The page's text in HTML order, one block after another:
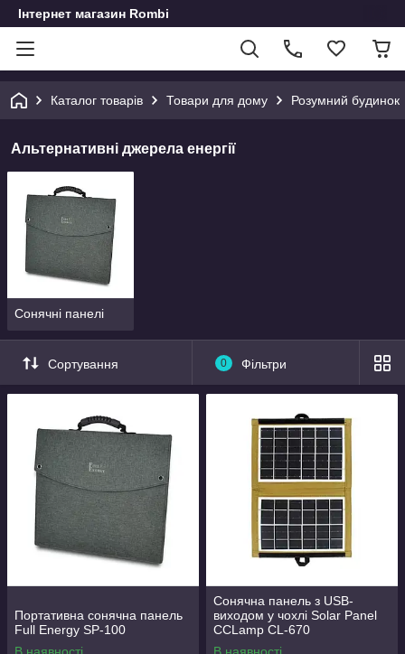
Інтернет магазин Rombi
Каталог товарів Товари для дому Розумний будинок
Альтернативні джерела енергії
Сонячні панелі
Сортування 0 Фільтри
Портативна сонячна панель
Full Energy SP-100
Сонячна панель з USB-
виходом у чохлі Solar Panel
CCLamp CL-670